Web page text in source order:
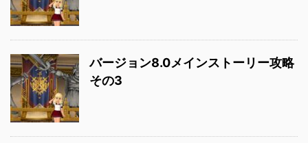
バージョン8.0メインストーリー攻略
その3